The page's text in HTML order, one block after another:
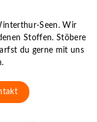
Seen. Wir
Stoffen. Stöbere
du gerne mit uns